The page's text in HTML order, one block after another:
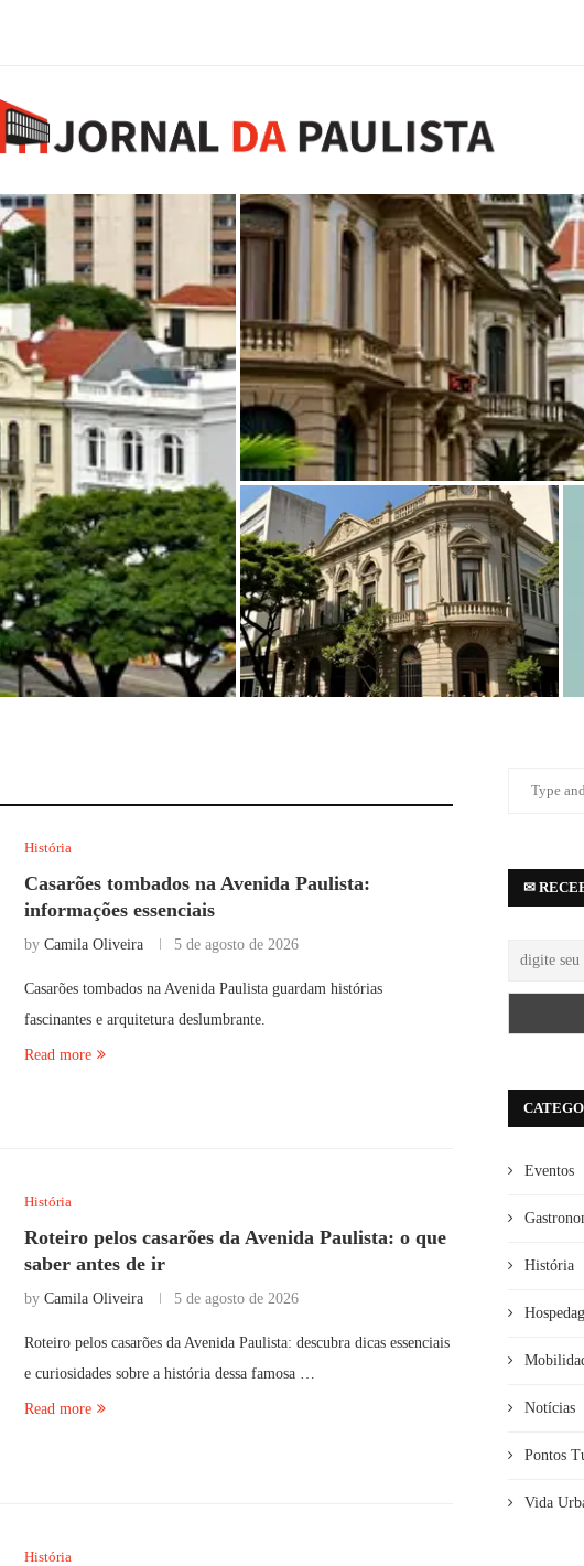
informações
Roteiro pelos casarões da
de ir
5 de agosto de 2026 0 comments
Fotos antigas dos palacetes da Avenida
Paulista: imagens históricas
História
Casarões tombados na Avenida Paulista:
informações essenciais
by Camila Oliveira 5 de agosto de 2026
Casarões tombados na Avenida Paulista guardam histórias
fascinantes e arquitetura deslumbrante.
Read more
História
Roteiro pelos casarões da Avenida Paulista: o que
saber antes de ir
by Camila Oliveira 5 de agosto de 2026
Roteiro pelos casarões da Avenida Paulista: descubra dicas essenciais
e curiosidades sobre a história dessa famosa …
Read more
História
✉
Eventos
História
Notícias
Pontos
Vida